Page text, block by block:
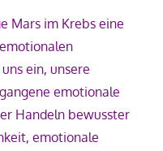
Mars im Krebs eine
ein, unsere
emotionale
Handeln bewusster
emotionale